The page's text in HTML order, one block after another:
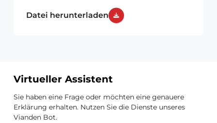
Datei herunterladen
Zusätzliche
Ressourcen
Virtueller Assistent
Sie haben eine Frage oder möchten eine genauere
Erklärung erhalten. Nutzen Sie die Dienste unseres
Vianden Bot.